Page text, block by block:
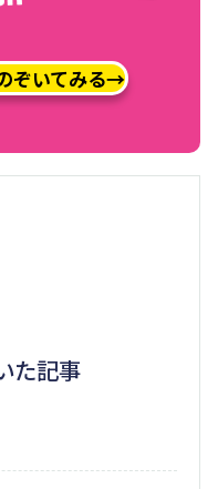
ぞいてみる→
た記事